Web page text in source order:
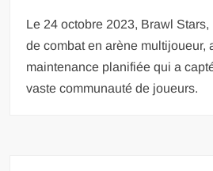
Le 24 octobre 2023, Brawl
de combat en arène multijoueur,
maintenance planifiée qui a
vaste communauté de joueurs.